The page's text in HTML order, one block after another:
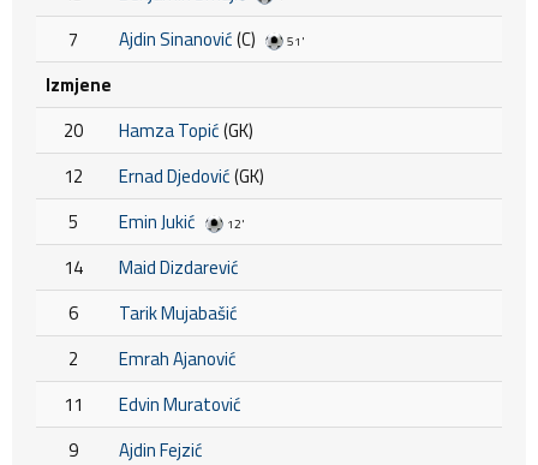
7 Ajdin Sinanović(C) 51'
Izmjene
20
Hamza Topić(GK)
12
Ernad Djedović(GK)
5
Emin Jukić 12'
14
Maid Dizdarević
6
Tarik Mujabašić
2
Emrah Ajanović
11
Edvin Muratović
9
Ajdin Fejzić